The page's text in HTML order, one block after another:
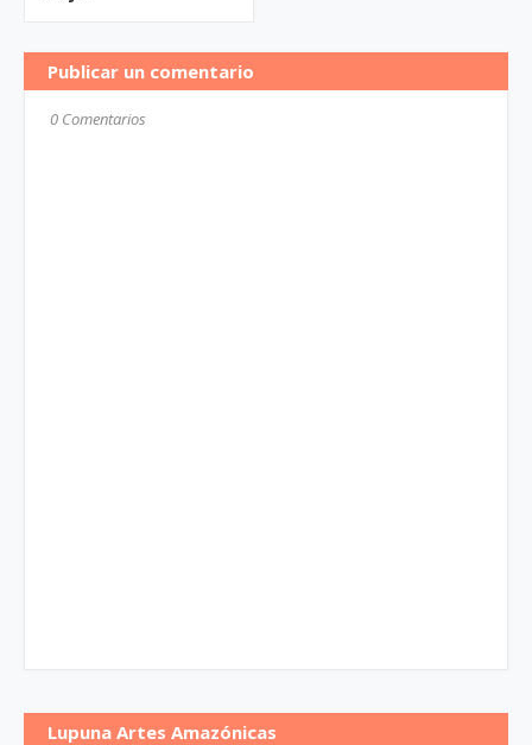
Publicar un comentario
0 Comentarios
Lupuna Artes Amazónicas